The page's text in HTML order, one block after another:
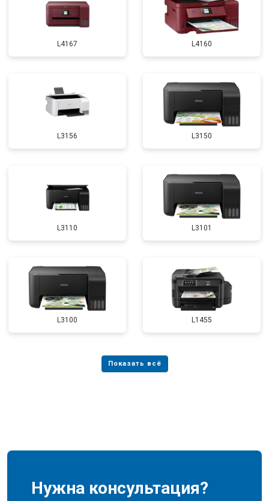
L4167 L4160
L3156 L3150
L3110 L3101
L3100 L1455
Нужна консультация?